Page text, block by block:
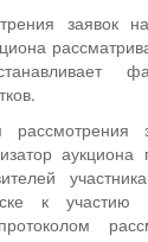
заявок
к участию